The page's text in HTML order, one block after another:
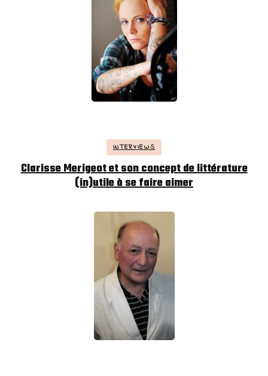
INTERVIEWS
Clarisse Merigeot et son concept de littérature
(in)utile à se faire aimer